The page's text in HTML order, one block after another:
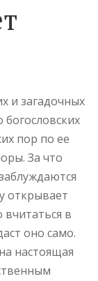
и загадочных
пор по ее
За что
открывает
в
оно само.
настоящая